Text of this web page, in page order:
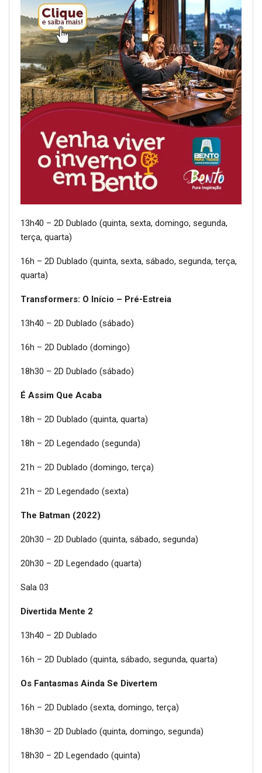
13h40 – 2D Dublado (quinta, sexta, domingo, segunda,
terça, quarta)
16h – 2D Dublado (quinta, sexta, sábado, segunda, terça,
quarta)
Transformers: O Início – Pré-Estreia
13h40 – 2D Dublado (sábado)
16h – 2D Dublado (domingo)
18h30 – 2D Dublado (sábado)
É Assim Que Acaba
18h – 2D Dublado (quinta, quarta)
18h – 2D Legendado (segunda)
21h – 2D Dublado (domingo, terça)
21h – 2D Legendado (sexta)
The Batman (2022)
20h30 – 2D Dublado (quinta, sábado, segunda)
20h30 – 2D Legendado (quarta)
Sala 03
Divertida Mente 2
13h40 – 2D Dublado
16h – 2D Dublado (quinta, sábado, segunda, quarta)
Os Fantasmas Ainda Se Divertem
16h – 2D Dublado (sexta, domingo, terça)
18h30 – 2D Dublado (quinta, domingo, segunda)
18h30 – 2D Legendado (quinta)